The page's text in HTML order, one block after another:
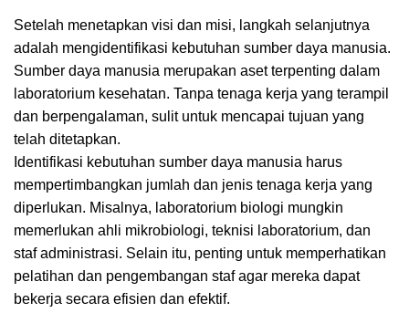
Setelah menetapkan visi dan misi, langkah selanjutnya
adalah mengidentifikasi kebutuhan sumber daya manusia.
Sumber daya manusia merupakan aset terpenting dalam
laboratorium kesehatan. Tanpa tenaga kerja yang terampil
dan berpengalaman, sulit untuk mencapai tujuan yang
telah ditetapkan.
Identifikasi kebutuhan sumber daya manusia harus
mempertimbangkan jumlah dan jenis tenaga kerja yang
diperlukan. Misalnya, laboratorium biologi mungkin
memerlukan ahli mikrobiologi, teknisi laboratorium, dan
staf administrasi. Selain itu, penting untuk memperhatikan
pelatihan dan pengembangan staf agar mereka dapat
bekerja secara efisien dan efektif.